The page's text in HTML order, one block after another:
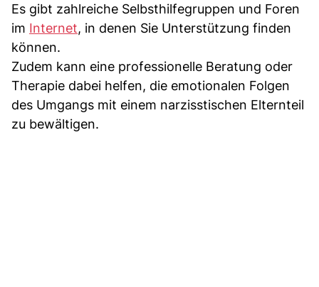
Es gibt zahlreiche Selbsthilfegruppen und Foren
im Internet, in denen Sie Unterstützung finden
können.
Zudem kann eine professionelle Beratung oder
Therapie dabei helfen, die emotionalen Folgen
des Umgangs mit einem narzisstischen Elternteil
zu bewältigen.